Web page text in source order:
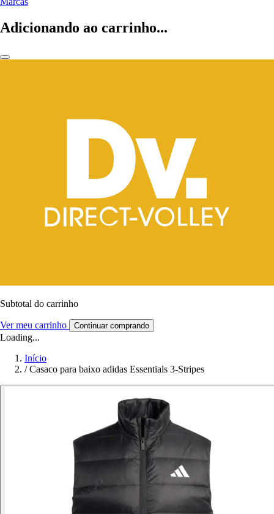
Adicionando ao carrinho...
Subtotal do carrinho
Ver meu carrinho Continuar comprando
Loading...
Início
/ Casaco para baixo adidas Essentials 3-Stripes